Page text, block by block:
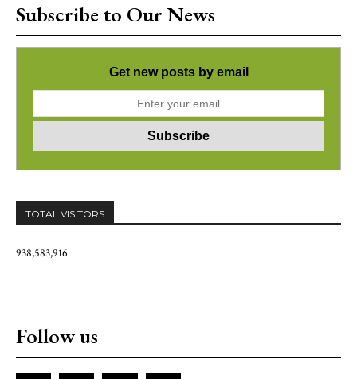
Subscribe to Our News
Get new posts by email
TOTAL VISITORS
938,583,916
Follow us